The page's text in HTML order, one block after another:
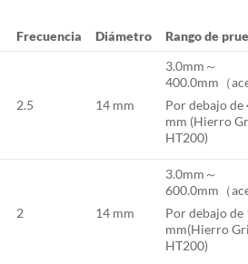
Frecuencia Diámetro Rango de
2.5 14 mm
3.0mm～
400.0mm（
Por debajo de
mm (Hierro
HT200)
2 14 mm
3.0mm～
600.0mm（
Por debajo de
mm(Hierro
HT200)